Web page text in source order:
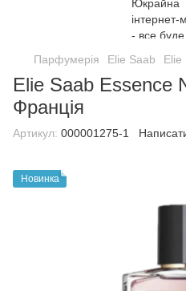
Парфумерія Elie Saab Elie
Elie Saab Essence
Франція
Артикул: 000001275-1
Новинка